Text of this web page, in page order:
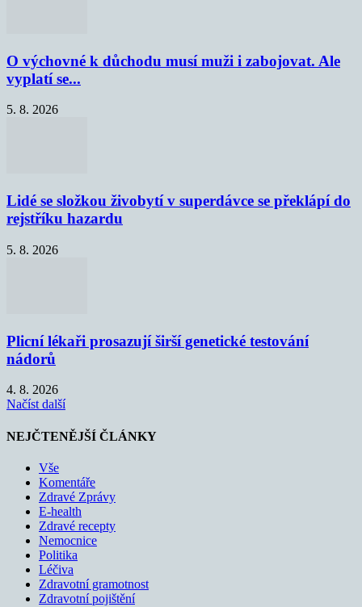
O výchovné k důchodu musí muži i zabojovat. Ale
vyplatí se...
5. 8. 2026
Lidé se složkou živobytí v superdávce se překlápí do
rejstříku hazardu
5. 8. 2026
Plicní lékaři prosazují širší genetické testování
nádorů
4. 8. 2026
Načíst další
NEJČTENĚJŠÍ ČLÁNKY
Vše
Komentáře
Zdravé Zprávy
E-health
Zdravé recepty
Nemocnice
Politika
Léčiva
Zdravotní gramotnost
Zdravotní pojištění